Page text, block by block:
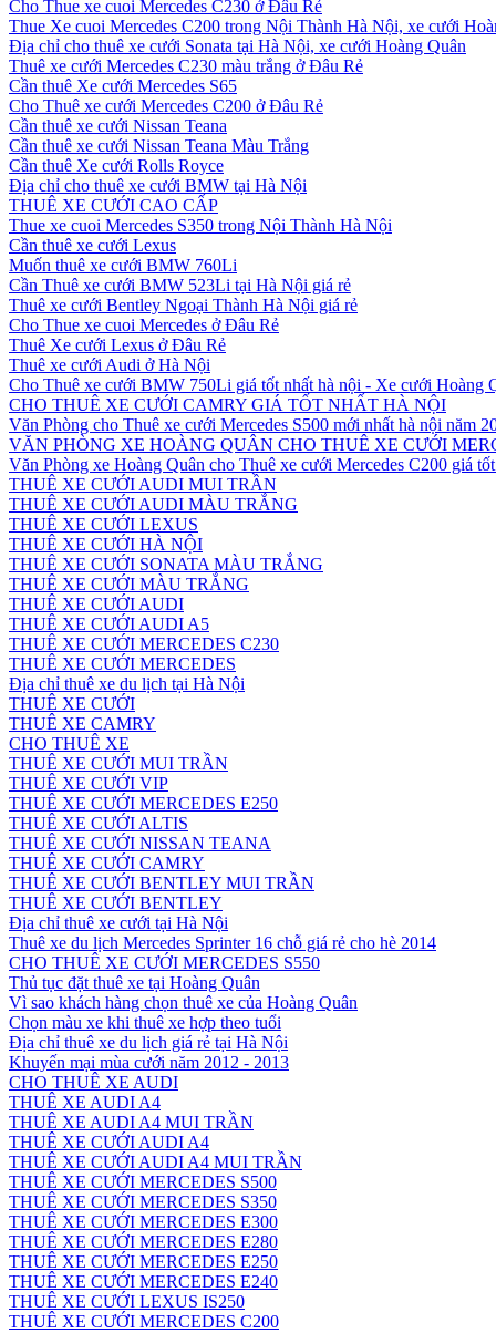
Cho Thue xe cuoi Mercedes C230 ở Đâu Rẻ
Thue Xe cuoi Mercedes C200 trong Nội Thành Hà Nội, xe cưới
Địa chỉ cho thuê xe cưới Sonata tại Hà Nội, xe cưới Hoàng Quân
Thuê xe cưới Mercedes C230 màu trắng ở Đâu Rẻ
Cần thuê Xe cưới Mercedes S65
Cho Thuê xe cưới Mercedes C200 ở Đâu Rẻ
Cần thuê xe cưới Nissan Teana
Cần thuê xe cưới Nissan Teana Màu Trắng
Cần thuê Xe cưới Rolls Royce
Địa chỉ cho thuê xe cưới BMW tại Hà Nội
THUÊ XE CƯỚI CAO CẤP
Thue xe cuoi Mercedes S350 trong Nội Thành Hà Nội
Cần thuê xe cưới Lexus
Muốn thuê xe cưới BMW 760Li
Cần Thuê xe cưới BMW 523Li tại Hà Nội giá rẻ
Thuê xe cưới Bentley Ngoại Thành Hà Nội giá rẻ
Cho Thue xe cuoi Mercedes ở Đâu Rẻ
Thuê Xe cưới Lexus ở Đâu Rẻ
Thuê xe cưới Audi ở Hà Nội
Cho Thuê xe cưới BMW 750Li giá tốt nhất hà nội - Xe cưới Hoàng
CHO THUÊ XE CƯỚI CAMRY GIÁ TỐT NHẤT HÀ NỘI
Văn Phòng cho Thuê xe cưới Mercedes S500 mới nhất hà nội năm
VĂN PHÒNG XE HOÀNG QUÂN CHO THUÊ XE CƯỚI
Văn Phòng xe Hoàng Quân cho Thuê xe cưới Mercedes C200 giá
THUÊ XE CƯỚI AUDI MUI TRẦN
THUÊ XE CƯỚI AUDI MÀU TRẮNG
THUÊ XE CƯỚI LEXUS
THUÊ XE CƯỚI HÀ NỘI
THUÊ XE CƯỚI SONATA MÀU TRẮNG
THUÊ XE CƯỚI MÀU TRẮNG
THUÊ XE CƯỚI AUDI
THUÊ XE CƯỚI AUDI A5
THUÊ XE CƯỚI MERCEDES C230
THUÊ XE CƯỚI MERCEDES
Địa chỉ thuê xe du lịch tại Hà Nội
THUÊ XE CƯỚI
THUÊ XE CAMRY
CHO THUÊ XE
THUÊ XE CƯỚI MUI TRẦN
THUÊ XE CƯỚI VIP
THUÊ XE CƯỚI MERCEDES E250
THUÊ XE CƯỚI ALTIS
THUÊ XE CƯỚI NISSAN TEANA
THUÊ XE CƯỚI CAMRY
THUÊ XE CƯỚI BENTLEY MUI TRẦN
THUÊ XE CƯỚI BENTLEY
Địa chỉ thuê xe cưới tại Hà Nội
Thuê xe du lịch Mercedes Sprinter 16 chỗ giá rẻ cho hè 2014
CHO THUÊ XE CƯỚI MERCEDES S550
Thủ tục đặt thuê xe tại Hoàng Quân
Vì sao khách hàng chọn thuê xe của Hoàng Quân
Chọn màu xe khi thuê xe hợp theo tuổi
Địa chỉ thuê xe du lịch giá rẻ tại Hà Nội
Khuyến mại mùa cưới năm 2012 - 2013
CHO THUÊ XE AUDI
THUÊ XE AUDI A4
THUÊ XE AUDI A4 MUI TRẦN
THUÊ XE CƯỚI AUDI A4
THUÊ XE CƯỚI AUDI A4 MUI TRẦN
THUÊ XE CƯỚI MERCEDES S500
THUÊ XE CƯỚI MERCEDES S350
THUÊ XE CƯỚI MERCEDES E300
THUÊ XE CƯỚI MERCEDES E280
THUÊ XE CƯỚI MERCEDES E250
THUÊ XE CƯỚI MERCEDES E240
THUÊ XE CƯỚI LEXUS IS250
THUÊ XE CƯỚI MERCEDES C200